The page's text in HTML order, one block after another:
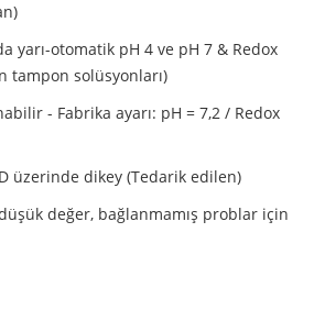
yarı-otomatik pH 4 ve pH 7 & Redox
tampon solüsyonları)
- Fabrika ayarı: pH = 7,2 / Redox
üzerinde dikey (Tedarik edilen)
düşük değer, bağlanmamış problar için